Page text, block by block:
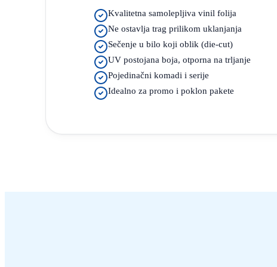
Kvalitetna samolepljiva vinil folija
Ne ostavlja trag prilikom uklanjanja
Sečenje u bilo koji oblik (die-cut)
UV postojana boja, otporna na trljanje
Pojedinačni komadi i serije
Idealno za promo i poklon pakete